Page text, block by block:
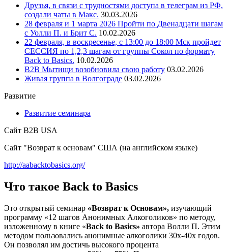
Друзья, в связи с трудностями доступа в телеграм из РФ,
создали чаты в Макс. 30.03.2026
28 февраля и 1 марта 2026 Пройти по Двенадцати шагам
с Уолли П. и Брит С. 10.02.2026
22 февраля, в воскресенье, с 13:00 до 18:00 Мск пройдет
СЕССИЯ по 1,2,3 шагам от группы Сокол по формату
Back to Basics. 10.02.2026
В2В Мытищи возобновила свою работу 03.02.2026
Живая группа в Волгограде 03.02.2026
Развитие
Развитие семинара
Сайт B2B USA
Сайт "Возврат к основам" США (на английском языке)
http://aabacktobasics.org/
Что такое Back to Basics
Это открытый семинар «Возврат к Основам», изучающий
программу «12 шагов Анонимных Алкоголиков» по методу,
изложенному в книге «Back to Basics» автора Волли П. Этим
методом пользовались анонимные алкоголики 30х-40х годов.
Он позволял им достичь высокого процента